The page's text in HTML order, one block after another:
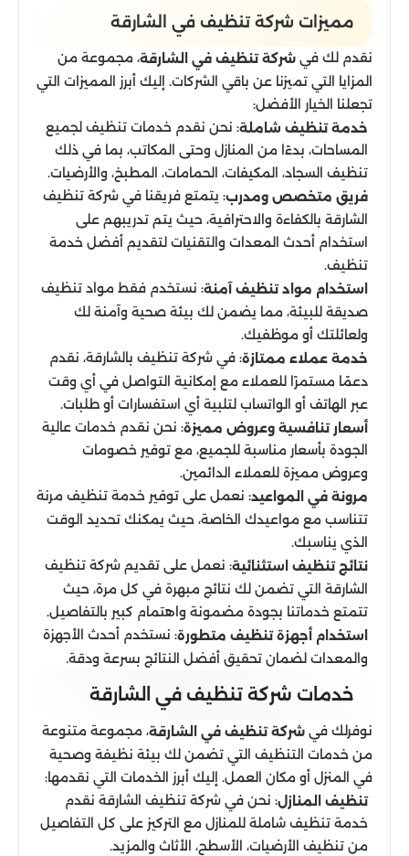
مميزات شركة تنظيف في الشارقة
نقدم لك في شركة تنظيف في الشارقة، مجموعة من
المزايا التي تميزنا عن باقي الشركات. إليك أبرز المميزات التي
تجعلنا الخيار الأفضل:
خدمة تنظيف شاملة: نحن نقدم خدمات تنظيف لجميع
المساحات، بدءًا من المنازل وحتى المكاتب، بما في ذلك
تنظيف السجاد، المكيفات، الحمامات، المطبخ، والأرضيات.
فريق متخصص ومدرب: يتمتع فريقنا في شركة تنظيف
الشارقة بالكفاءة والاحترافية، حيث يتم تدريبهم على
استخدام أحدث المعدات والتقنيات لتقديم أفضل خدمة
تنظيف.
استخدام مواد تنظيف آمنة: نستخدم فقط مواد تنظيف
صديقة للبيئة، مما يضمن لك بيئة صحية وآمنة لك
ولعائلتك أو موظفيك.
خدمة عملاء ممتازة: في شركة تنظيف بالشارقة، نقدم
دعمًا مستمرًا للعملاء مع إمكانية التواصل في أي وقت
عبر الهاتف أو الواتساب لتلبية أي استفسارات أو طلبات.
أسعار تنافسية وعروض مميزة: نحن نقدم خدمات عالية
الجودة بأسعار مناسبة للجميع، مع توفير خصومات
وعروض مميزة للعملاء الدائمين.
مرونة في المواعيد: نعمل على توفير خدمة تنظيف مرنة
تتناسب مع مواعيدك الخاصة، حيث يمكنك تحديد الوقت
الذي يناسبك.
نتائج تنظيف استثنائية: نعمل على تقديم شركة تنظيف
الشارقة التي تضمن لك نتائج مبهرة في كل مرة، حيث
تتمتع خدماتنا بجودة مضمونة واهتمام كبير بالتفاصيل.
استخدام أجهزة تنظيف متطورة: نستخدم أحدث الأجهزة
والمعدات لضمان تحقيق أفضل النتائج بسرعة ودقة.
خدمات شركة تنظيف في الشارقة
نوفرلك في شركة تنظيف في الشارقة، مجموعة متنوعة
من خدمات التنظيف التي تضمن لك بيئة نظيفة وصحية
في المنزل أو مكان العمل. إليك أبرز الخدمات التي نقدمها:
تنظيف المنازل: نحن في شركة تنظيف الشارقة نقدم
خدمة تنظيف شاملة للمنازل مع التركيز على كل التفاصيل
من تنظيف الأرضيات، الأسطح، الأثاث والمزيد.